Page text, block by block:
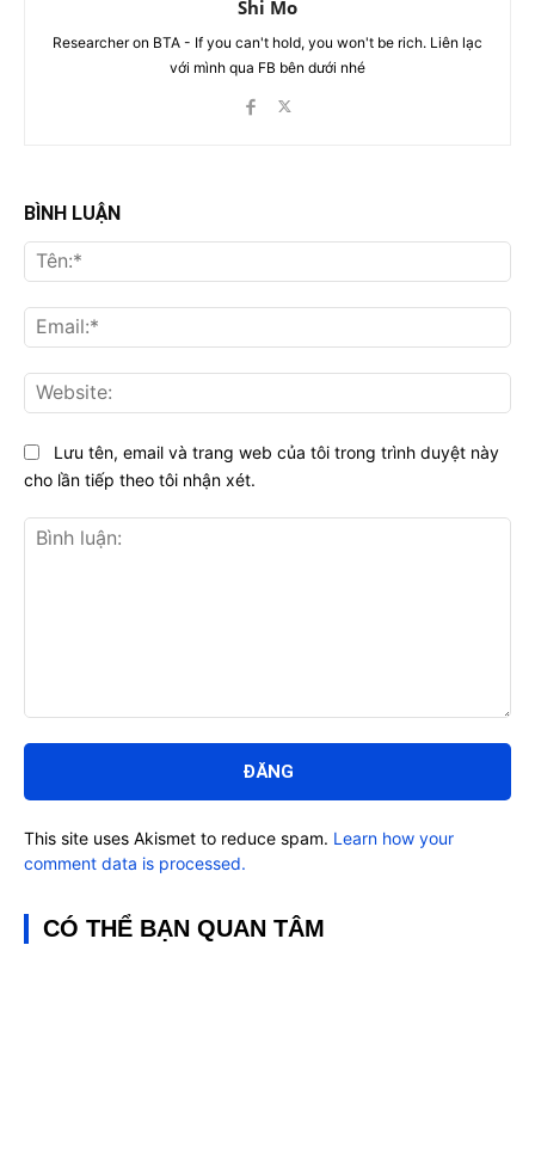
Shi Mo
Researcher on BTA - If you can't hold, you won't be rich. Liên lạc
với mình qua FB bên dưới nhé
BÌNH LUẬN
luận:
Lưu tên, email và trang web của tôi trong trình duyệt này
cho lần tiếp theo tôi nhận xét.
This site uses Akismet to reduce spam. Learn how your
comment data is processed.
CÓ THỂ BẠN QUAN TÂM